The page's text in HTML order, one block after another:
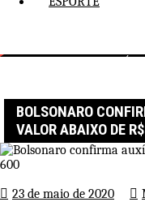
BOLSONARO
VALOR ABAIXO DE
23 de maio de 2020